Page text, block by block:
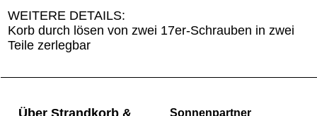
WEITERE DETAILS:
Korb durch lösen von zwei 17er-Schrauben in zwei
Teile zerlegbar
Sonnenpartner
Über Strandkorb &